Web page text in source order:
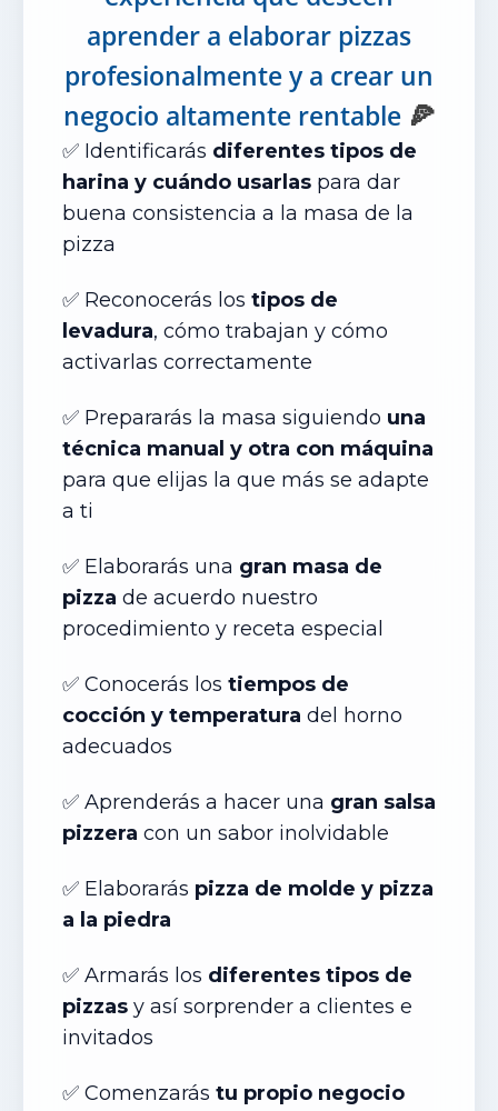
aprender a elaborar pizzas
profesionalmente y a crear un
negocio altamente rentable 🍕
✅ Identificarás diferentes tipos de
harina y cuándo usarlas para dar
buena consistencia a la masa de la
pizza
✅ Reconocerás los tipos de
levadura, cómo trabajan y cómo
activarlas correctamente
✅ Prepararás la masa siguiendo una
técnica manual y otra con máquina
para que elijas la que más se adapte
a ti
✅ Elaborarás una gran masa de
pizza de acuerdo nuestro
procedimiento y receta especial
✅ Conocerás los tiempos de
cocción y temperatura del horno
adecuados
✅ Aprenderás a hacer una gran salsa
pizzera con un sabor inolvidable
✅ Elaborarás pizza de molde y pizza
a la piedra
✅ Armarás los diferentes tipos de
pizzas y así sorprender a clientes e
invitados
✅ Comenzarás tu propio negocio